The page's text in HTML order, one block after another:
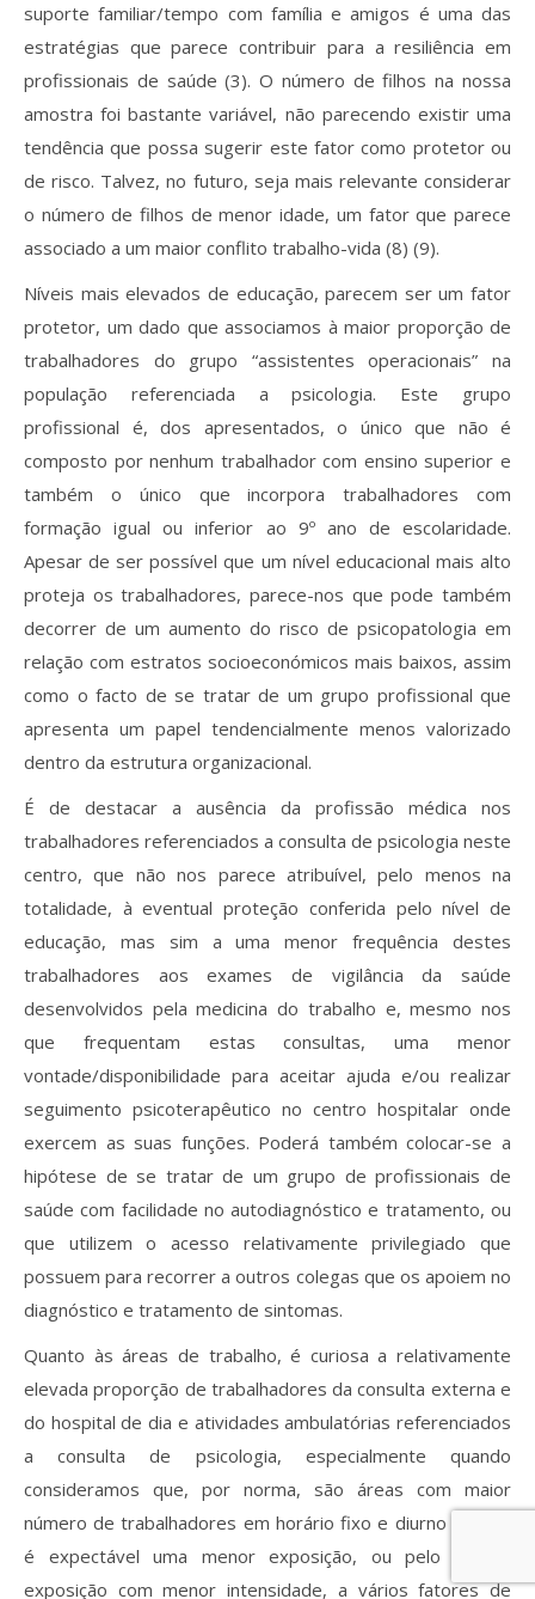
suporte familiar/tempo com família e amigos é uma das
estratégias que parece contribuir para a resiliência em
profissionais de saúde (3). O número de filhos na nossa
amostra foi bastante variável, não parecendo existir uma
tendência que possa sugerir este fator como protetor ou
de risco. Talvez, no futuro, seja mais relevante considerar
o número de filhos de menor idade, um fator que parece
associado a um maior conflito trabalho-vida (8) (9).
Níveis mais elevados de educação, parecem ser um fator
protetor, um dado que associamos à maior proporção de
trabalhadores do grupo “assistentes operacionais” na
população referenciada a psicologia. Este grupo
profissional é, dos apresentados, o único que não é
composto por nenhum trabalhador com ensino superior e
também o único que incorpora trabalhadores com
formação igual ou inferior ao 9º ano de escolaridade.
Apesar de ser possível que um nível educacional mais alto
proteja os trabalhadores, parece-nos que pode também
decorrer de um aumento do risco de psicopatologia em
relação com estratos socioeconómicos mais baixos, assim
como o facto de se tratar de um grupo profissional que
apresenta um papel tendencialmente menos valorizado
dentro da estrutura organizacional.
É de destacar a ausência da profissão médica nos
trabalhadores referenciados a consulta de psicologia neste
centro, que não nos parece atribuível, pelo menos na
totalidade, à eventual proteção conferida pelo nível de
educação, mas sim a uma menor frequência destes
trabalhadores aos exames de vigilância da saúde
desenvolvidos pela medicina do trabalho e, mesmo nos
que frequentam estas consultas, uma menor
vontade/disponibilidade para aceitar ajuda e/ou realizar
seguimento psicoterapêutico no centro hospitalar onde
exercem as suas funções. Poderá também colocar-se a
hipótese de se tratar de um grupo de profissionais de
saúde com facilidade no autodiagnóstico e tratamento, ou
que utilizem o acesso relativamente privilegiado que
possuem para recorrer a outros colegas que os apoiem no
diagnóstico e tratamento de sintomas.
Quanto às áreas de trabalho, é curiosa a relativamente
elevada proporção de trabalhadores da consulta externa e
do hospital de dia e atividades ambulatórias referenciados
a consulta de psicologia, especialmente quando
consideramos que, por norma, são áreas com maior
número de trabalhadores em horário fixo e diurno e onde
é expectável uma menor exposição, ou pelo menos
exposição com menor intensidade, a vários fatores de